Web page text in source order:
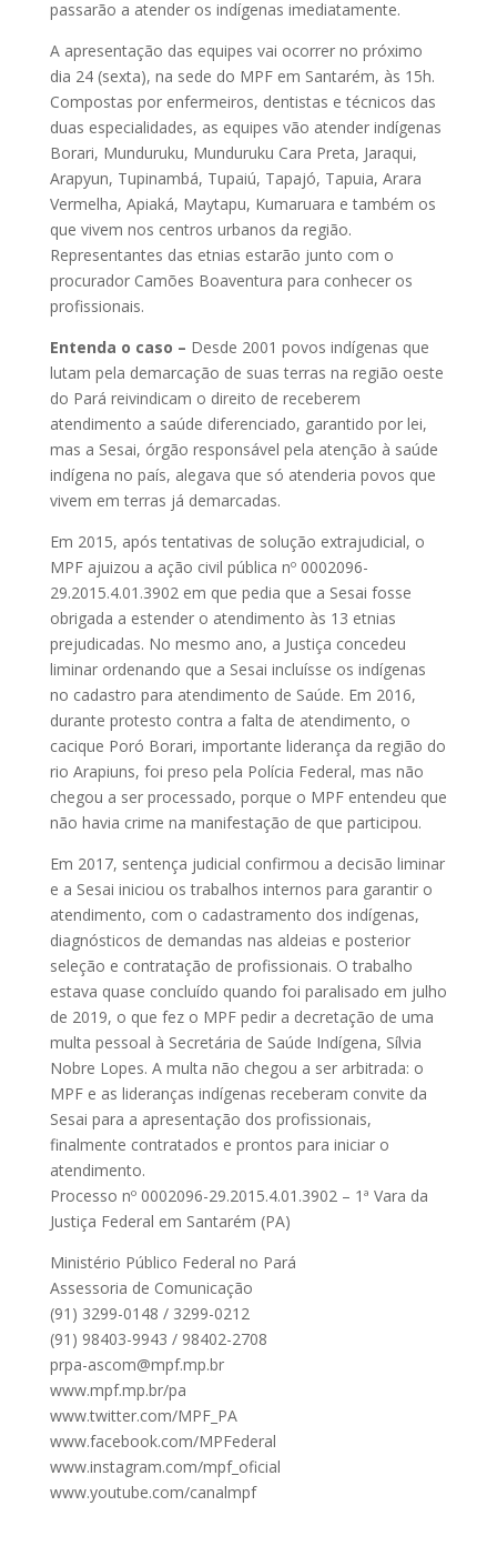
passarão a atender os indígenas imediatamente.
A apresentação das equipes vai ocorrer no próximo
dia 24 (sexta), na sede do MPF em Santarém, às 15h.
Compostas por enfermeiros, dentistas e técnicos das
duas especialidades, as equipes vão atender indígenas
Borari, Munduruku, Munduruku Cara Preta, Jaraqui,
Arapyun, Tupinambá, Tupaiú, Tapajó, Tapuia, Arara
Vermelha, Apiaká, Maytapu, Kumaruara e também os
que vivem nos centros urbanos da região.
Representantes das etnias estarão junto com o
procurador Camões Boaventura para conhecer os
profissionais.
Entenda o caso – Desde 2001 povos indígenas que
lutam pela demarcação de suas terras na região oeste
do Pará reivindicam o direito de receberem
atendimento a saúde diferenciado, garantido por lei,
mas a Sesai, órgão responsável pela atenção à saúde
indígena no país, alegava que só atenderia povos que
vivem em terras já demarcadas.
Em 2015, após tentativas de solução extrajudicial, o
MPF ajuizou a ação civil pública nº 0002096-
29.2015.4.01.3902 em que pedia que a Sesai fosse
obrigada a estender o atendimento às 13 etnias
prejudicadas. No mesmo ano, a Justiça concedeu
liminar ordenando que a Sesai incluísse os indígenas
no cadastro para atendimento de Saúde. Em 2016,
durante protesto contra a falta de atendimento, o
cacique Poró Borari, importante liderança da região do
rio Arapiuns, foi preso pela Polícia Federal, mas não
chegou a ser processado, porque o MPF entendeu que
não havia crime na manifestação de que participou.
Em 2017, sentença judicial confirmou a decisão liminar
e a Sesai iniciou os trabalhos internos para garantir o
atendimento, com o cadastramento dos indígenas,
diagnósticos de demandas nas aldeias e posterior
seleção e contratação de profissionais. O trabalho
estava quase concluído quando foi paralisado em julho
de 2019, o que fez o MPF pedir a decretação de uma
multa pessoal à Secretária de Saúde Indígena, Sílvia
Nobre Lopes. A multa não chegou a ser arbitrada: o
MPF e as lideranças indígenas receberam convite da
Sesai para a apresentação dos profissionais,
finalmente contratados e prontos para iniciar o
atendimento.
Processo nº 0002096-29.2015.4.01.3902 – 1ª Vara da
Justiça Federal em Santarém (PA)
Ministério Público Federal no Pará
Assessoria de Comunicação
(91) 3299-0148 / 3299-0212
(91) 98403-9943 / 98402-2708
prpa-ascom@mpf.mp.br
www.mpf.mp.br/pa
www.twitter.com/MPF_PA
www.facebook.com/MPFederal
www.instagram.com/mpf_oficial
www.youtube.com/canalmpf